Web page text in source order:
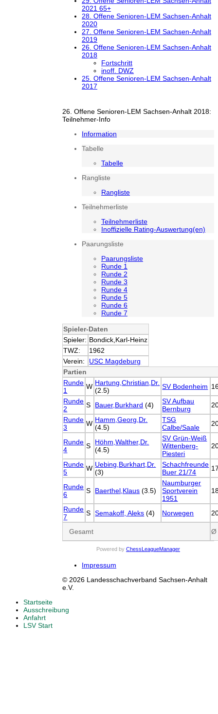
2021 65+
28. Offene Senioren-LEM Sachsen-Anhalt
2020
27. Offene Senioren-LEM Sachsen-Anhalt
2019
26. Offene Senioren-LEM Sachsen-Anhalt
2018
Fortschritt
inoff. DWZ
25. Offene Senioren-LEM Sachsen-Anhalt
2017
26. Offene Senioren-LEM Sachsen-Anhalt 2018:
Teilnehmer-Info
Information
Tabelle
Tabelle
Rangliste
Rangliste
Teilnehmerliste
Teilnehmerliste
Inoffizielle Rating-Auswertung(en)
Paarungsliste
Paarungsliste
Runde 1
Runde 2
Runde 3
Runde 4
Runde 5
Runde 6
Runde 7
Spieler-Daten
Spieler: Bondick,Karl-Heinz
TWZ:
1962
Verein:
USC Magdeburg
Partien
Runde
1
W Hartung,Christian,Dr.
(2.5)
SV Bodenheim
Runde
2
S Bauer,Burkhard (4)
SV Aufbau
Bernburg
Runde
3
W Hamm,Georg,Dr.
(4.5)
TSG
Calbe/Saale
Runde
4
S
Höhm,Walther,Dr.
(4.5)
SV Grün-Weiß
Wittenberg-
Piesteri
Runde
5
W Uebing,Burkhart,Dr.
(3)
Schachfreunde
Buer 21/74
Runde
6
S Baerthel,Klaus (3.5)
Naumburger
Sportverein
1951
Runde
7
S Semakoff, Aleks (4) Norwegen
Gesamt Ø
Powered by ChessLeagueManager
Impressum
© 2026 Landesschachverband Sachsen-Anhalt
e.V.
Startseite
Ausschreibung
Anfahrt
LSV Start